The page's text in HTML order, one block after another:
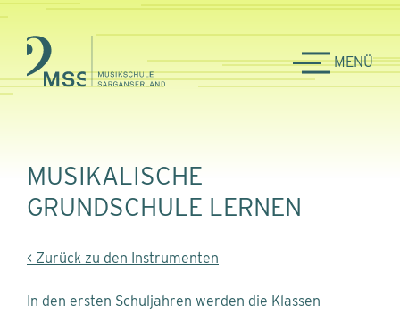
MENÜ
MUSIKALISCHE
GRUNDSCHULE LERNEN
< Zurück zu den Instrumenten
In den ersten Schuljahren werden die Klassen